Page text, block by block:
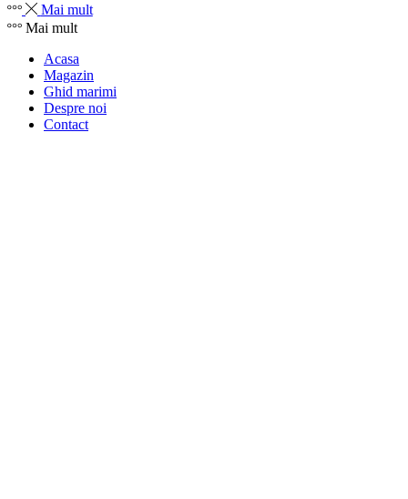
Mai mult
Mai mult
Acasa
Magazin
Ghid marimi
Despre noi
Contact